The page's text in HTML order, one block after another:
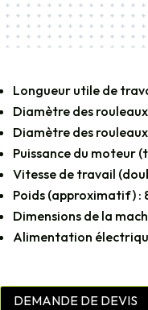
Longueur utile de
Diamètre des
Diamètre des
Puissance du moteur
Vitesse de travail
Poids (approximatif) :
Dimensions de la
Alimentation
DEMANDE DE DEVIS